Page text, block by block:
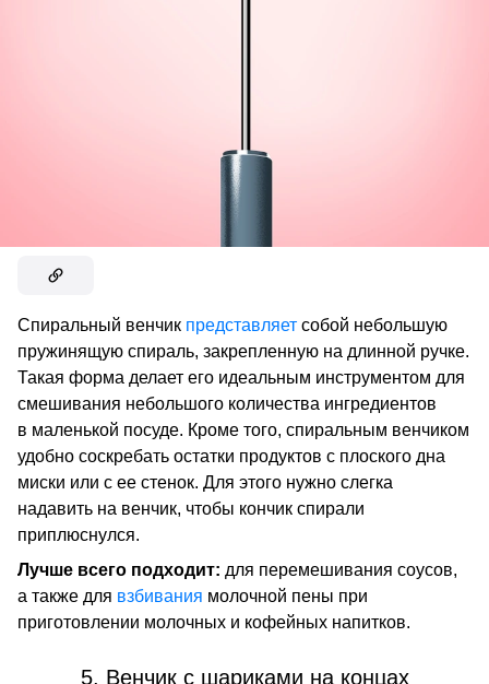
Спиральный венчик представляет собой небольшую
пружинящую спираль, закрепленную на длинной ручке.
Такая форма делает его идеальным инструментом для
смешивания небольшого количества ингредиентов
в маленькой посуде. Кроме того, спиральным венчиком
удобно соскребать остатки продуктов с плоского дна
миски или с ее стенок. Для этого нужно слегка
надавить на венчик, чтобы кончик спирали
приплюснулся.
Лучше всего подходит: для перемешивания соусов,
а также для взбивания молочной пены при
приготовлении молочных и кофейных напитков.
5. Венчик с шариками на концах